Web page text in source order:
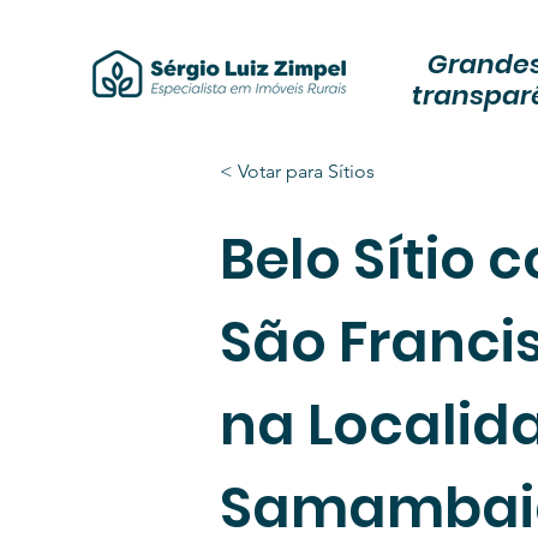
< Votar para Sítios
Belo Sítio
São
na